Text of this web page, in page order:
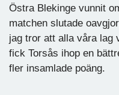
Östra Blekinge vunnit
matchen slutade
jag tror att alla våra lag
fick Torsås ihop en
fler insamlade poäng.